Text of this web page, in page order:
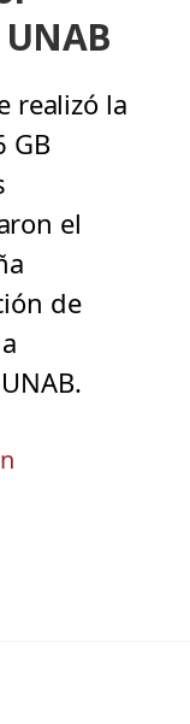
realizó la
GB
el
de